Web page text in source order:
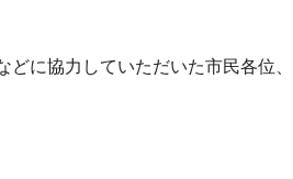
に協力していただいた市民各位